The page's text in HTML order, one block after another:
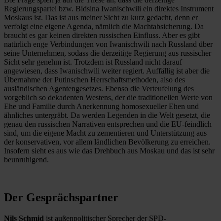
Regierungspartei bzw. Bidsina Iwanischwili ein direktes Instrument
Moskaus ist. Das ist aus meiner Sicht zu kurz gedacht, denn er
verfolgt eine eigene Agenda, nämlich die Machtabsicherung. Da
braucht es gar keinen direkten russischen Einfluss. Aber es gibt
natürlich enge Verbindungen von Iwanischwili nach Russland über
seine Unternehmen, sodass die derzeitige Regierung aus russischer
Sicht sehr genehm ist. Trotzdem ist Russland nicht darauf
angewiesen, dass Iwanischwili weiter regiert. Auffällig ist aber die
Übernahme der Putinschen Herrschaftsmethoden, also des
ausländischen Agentengesetzes. Ebenso die Verteufelung des
vorgeblich so dekadenten Westens, der die traditionellen Werte von
Ehe und Familie durch Anerkennung homosexueller Ehen und
ähnliches untergräbt. Da werden Legenden in die Welt gesetzt, die
genau den russischen Narrativen entsprechen und die EU-feindlich
sind, um die eigene Macht zu zementieren und Unterstützung aus
der konservativen, vor allem ländlichen Bevölkerung zu erreichen.
Insofern sieht es aus wie das Drehbuch aus Moskau und das ist sehr
beunruhigend.
Der Gesprächspartner
Nils Schmid ist außenpolitischer Sprecher der SPD-